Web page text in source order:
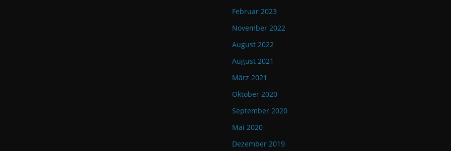
Februar 2023
November 2022
August 2022
August 2021
März 2021
Oktober 2020
September 2020
Mai 2020
Dezember 2019